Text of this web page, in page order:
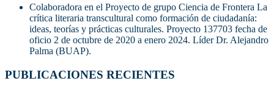
Colaboradora en el Proyecto de grupo Ciencia de Frontera La
crítica literaria transcultural como formación de ciudadanía:
ideas, teorías y prácticas culturales. Proyecto 137703 fecha de
oficio 2 de octubre de 2020 a enero 2024. Líder Dr. Alejandro
Palma (BUAP).
PUBLICACIONES RECIENTES